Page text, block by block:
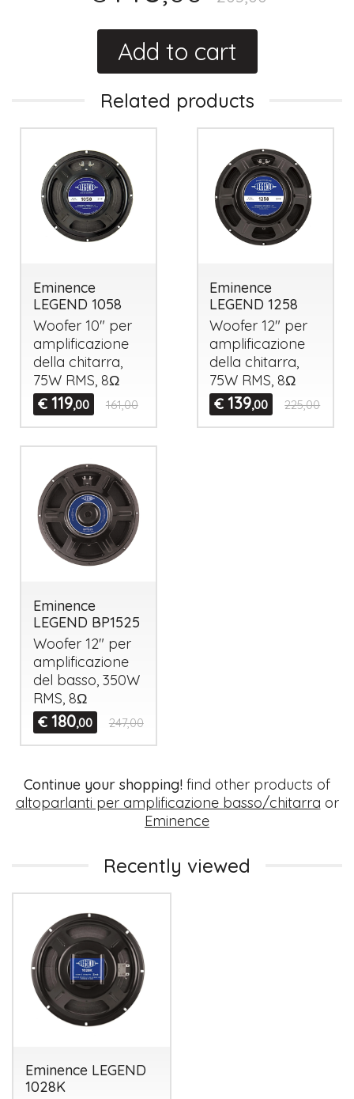
Add to cart
Related products
Eminence
LEGEND 1058
Woofer 10" per
amplificazione
della chitarra,
75W RMS, 8Ω
€ 119,00 161,00
Eminence
LEGEND 1258
Woofer 12" per
amplificazione
della chitarra,
75W RMS, 8Ω
€ 139,00 225,00
Eminence
LEGEND BP1525
Woofer 12" per
amplificazione
del basso, 350W
RMS, 8Ω
€ 180,00 247,00
Continue your shopping! find other products of
altoparlanti per amplificazione basso/chitarra or
Eminence
Recently viewed
Eminence LEGEND
1028K